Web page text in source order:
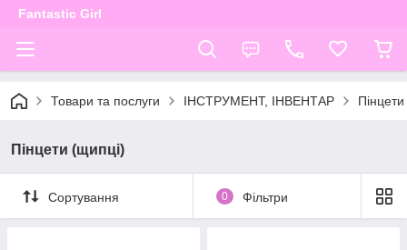
Fantastic Girl
Товари та послуги ІНСТРУМЕНТ, ІНВЕНТАР
Пінцети (щипці)
Сортування 0 Фільтри